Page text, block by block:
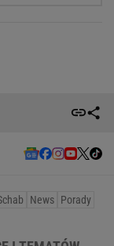
News Porady